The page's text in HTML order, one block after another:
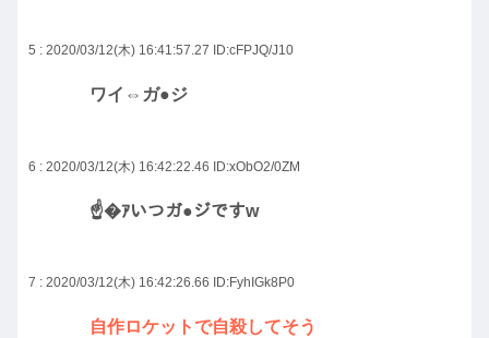
5 : 2020/03/12(木) 16:41:57.27 ID:cFPJQ/J10
ワイ⇔ガ●ジ
6 : 2020/03/12(木) 16:42:22.46 ID:xObO2/0ZM
☝�ｱいつガ●ジですw
7 : 2020/03/12(木) 16:42:26.66 ID:FyhIGk8P0
自作ロケットで自殺してそう